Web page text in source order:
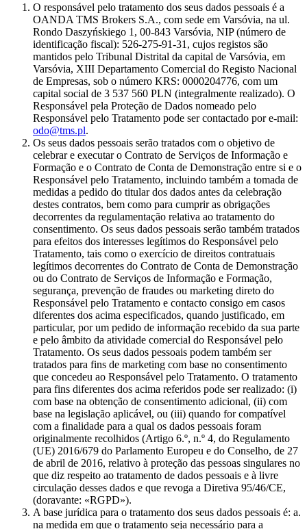
O responsável pelo tratamento dos seus dados pessoais é a
OANDA TMS Brokers S.A., com sede em Varsóvia, na ul.
Rondo Daszyńskiego 1, 00-843 Varsóvia, NIP (número de
identificação fiscal): 526-275-91-31, cujos registos são
mantidos pelo Tribunal Distrital da capital de Varsóvia, em
Varsóvia, XIII Departamento Comercial do Registo Nacional
de Empresas, sob o número KRS: 0000204776, com um
capital social de 3 537 560 PLN (integralmente realizado). O
Responsável pela Proteção de Dados nomeado pelo
Responsável pelo Tratamento pode ser contactado por e-mail:
odo@tms.pl.
Os seus dados pessoais serão tratados com o objetivo de
celebrar e executar o Contrato de Serviços de Informação e
Formação e o Contrato de Conta de Demonstração entre si e o
Responsável pelo Tratamento, incluindo também a tomada de
medidas a pedido do titular dos dados antes da celebração
destes contratos, bem como para cumprir as obrigações
decorrentes da regulamentação relativa ao tratamento do
consentimento. Os seus dados pessoais serão também tratados
para efeitos dos interesses legítimos do Responsável pelo
Tratamento, tais como o exercício de direitos contratuais
legítimos decorrentes do Contrato de Conta de Demonstração
ou do Contrato de Serviços de Informação e Formação,
segurança, prevenção de fraudes ou marketing direto do
Responsável pelo Tratamento e contacto consigo em casos
diferentes dos acima especificados, quando justificado, em
particular, por um pedido de informação recebido da sua parte
e pelo âmbito da atividade comercial do Responsável pelo
Tratamento. Os seus dados pessoais podem também ser
tratados para fins de marketing com base no consentimento
que concedeu ao Responsável pelo Tratamento. O tratamento
para fins diferentes dos acima referidos pode ser realizado: (i)
com base na obtenção de consentimento adicional, (ii) com
base na legislação aplicável, ou (iii) quando for compatível
com a finalidade para a qual os dados pessoais foram
originalmente recolhidos (Artigo 6.º, n.º 4, do Regulamento
(UE) 2016/679 do Parlamento Europeu e do Conselho, de 27
de abril de 2016, relativo à proteção das pessoas singulares no
que diz respeito ao tratamento de dados pessoais e à livre
circulação desses dados e que revoga a Diretiva 95/46/CE,
(doravante: «RGPD»).
A base jurídica para o tratamento dos seus dados pessoais é: a.
na medida em que o tratamento seja necessário para a